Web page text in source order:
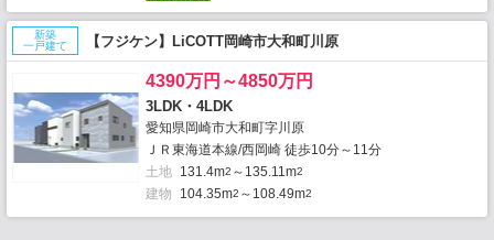
新築
一戸建て
【フジケン】LiCOTT岡崎市大和町川原
4390万円～4850万円
3LDK・4LDK
愛知県岡崎市大和町字川原
ＪＲ東海道本線/西岡崎 徒歩10分～11分
土地 131.4m2 ～135.11m2
建物 104.35m2 ～108.49m2